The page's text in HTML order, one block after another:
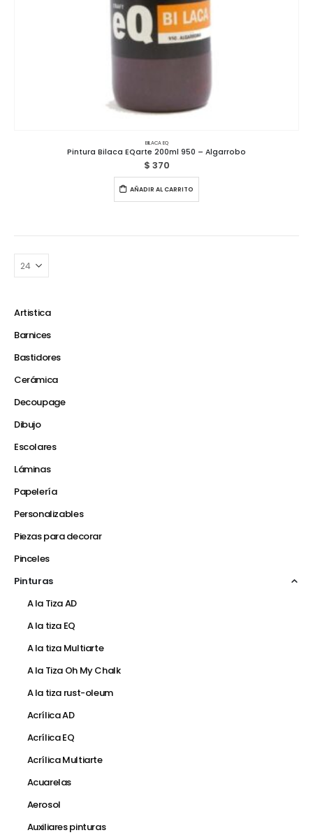
BILACA EQ
Pintura Bilaca EQarte 200ml 950 – Algarrobo
$ 370
AÑADIR AL CARRITO
Artistica
Barnices
Bastidores
Cerámica
Decoupage
Dibujo
Escolares
Láminas
Papelería
Personalizables
Piezas para decorar
Pinceles
Pinturas
A la Tiza AD
A la tiza EQ
A la tiza Multiarte
A la Tiza Oh My Chalk
A la tiza rust-oleum
Acrílica AD
Acrílica EQ
Acrílica Multiarte
Acuarelas
Aerosol
Auxiliares pinturas